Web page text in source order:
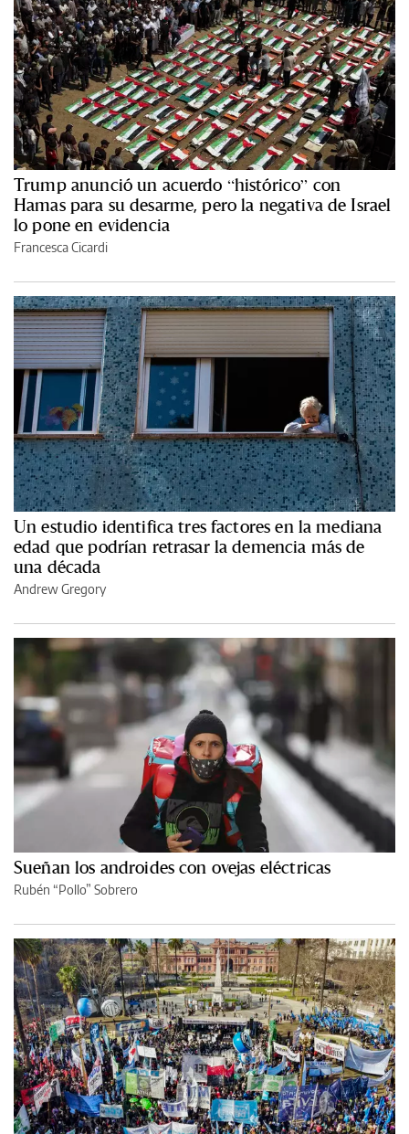
Trump anunció un acuerdo “histórico” con
Hamas para su desarme, pero la negativa de Israel
lo pone en evidencia
Francesca Cicardi
Un estudio identifica tres factores en la mediana
edad que podrían retrasar la demencia más de
una década
Andrew Gregory
Sueñan los androides con ovejas eléctricas
Rubén “Pollo” Sobrero